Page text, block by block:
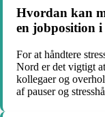
Hvordan kan
en jobposition
For at håndtere
Nord er det vigtigt
kollegaer og
af pauser og